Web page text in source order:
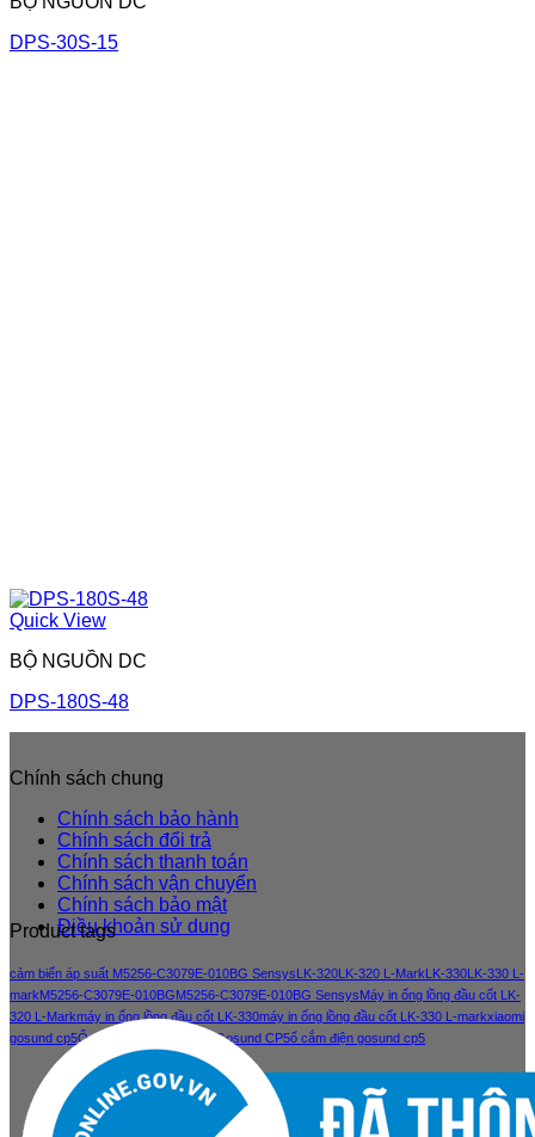
DPS-30S-15
Quick View
BỘ NGUỒN DC
DPS-180S-48
Chính sách chung
Chính sách bảo hành
Chính sách đổi trả
Chính sách thanh toán
Chính sách vận chuyển
Chính sách bảo mật
Điều khoản sử dung
Product tags
cảm biến áp suất M5256-C3079E-010BG Sensys LK-320 LK-320 L-Mark LK-330 LK-330 L-
markM5256-C3079E-010BGM5256-C3079E-010BG SensysMáy in ống lồng đầu cốt LK-
320 L-Markmáy in ống lồng đầu cốt LK-330máy in ống lồng đầu cốt LK-330 L-markxiaomi
gosund cp5Ổ cắm điện thông minh Gosund CP5ổ cắm điện gosund cp5